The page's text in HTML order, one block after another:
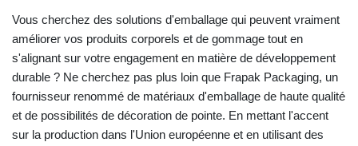
Vous cherchez des solutions d'emballage qui peuvent vraiment
améliorer vos produits corporels et de gommage tout en
s'alignant sur votre engagement en matière de développement
durable ? Ne cherchez pas plus loin que Frapak Packaging, un
fournisseur renommé de matériaux d'emballage de haute qualité
et de possibilités de décoration de pointe. En mettant l'accent
sur la production dans l'Union européenne et en utilisant des